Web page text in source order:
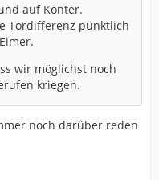
auf Konter.
Tordifferenz pünktlich
wir möglichst noch
kriegen.
noch darüber reden